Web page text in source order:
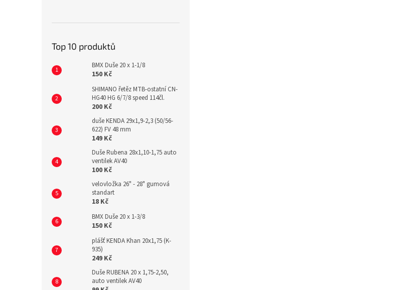
Top 10 produktů
BMX Duše 20 x 1-1/8
150 Kč
SHIMANO řetěz MTB-ostatní CN-
HG40 HG 6/7/8 speed 114čl.
200 Kč
duše KENDA 29x1,9-2,3 (50/56-
622) FV 48 mm
149 Kč
Duše Rubena 28x1,10-1,75 auto
ventilek AV40
100 Kč
velovložka 26" - 28" gumová
standart
18 Kč
BMX Duše 20 x 1-3/8
150 Kč
plášť KENDA Khan 20x1,75 (K-
935)
249 Kč
Duše RUBENA 20 x 1,75-2,50,
auto ventilek AV40